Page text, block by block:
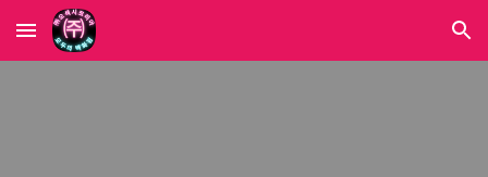
Skip to main content Skip to navigation